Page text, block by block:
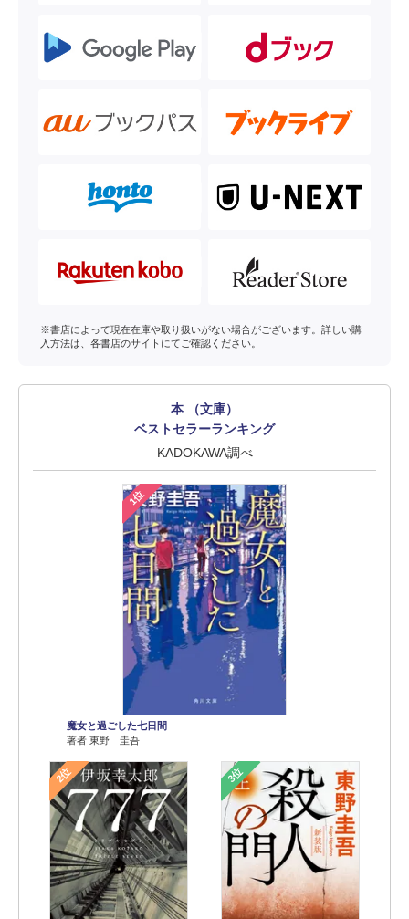
※書店によって現在在庫や取り扱いがない場合がございます。詳しい購
入方法は、各書店のサイトにてご確認ください。
本 （文庫）
ベストセラーランキング
KADOKAWA調べ
1位
魔女と過ごした七日間
著者 東野 圭吾
2位 3位